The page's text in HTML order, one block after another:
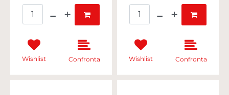
Wishlist Confronta Wishlist Confronta